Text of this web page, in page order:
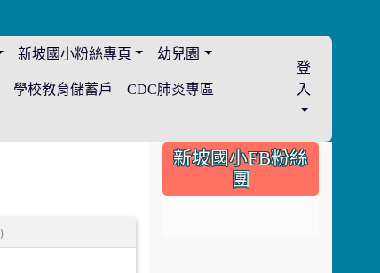
新坡國小粉絲專頁 幼兒園
學校教育儲蓄戶 CDC肺炎專區
登
入
)
:::
新坡國小FB粉絲
團